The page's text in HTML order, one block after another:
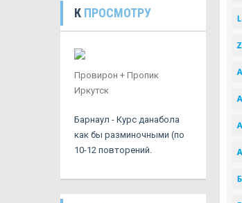
К ПРОСМОТРУ
Провирон + Пропик
Иркутск
Барнаул - Курс данабола
как бы разминочными (по
10-12 повторений.